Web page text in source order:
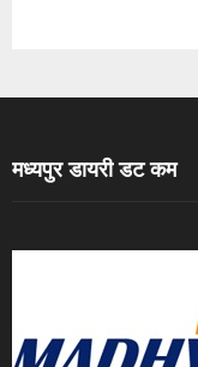
मध्यपुर डायरी डट कम